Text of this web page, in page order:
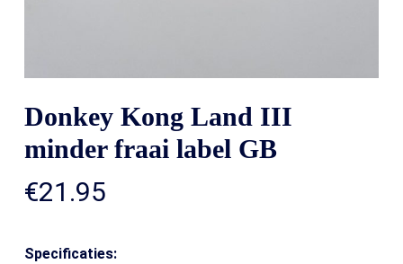
Donkey Kong Land III
minder fraai label GB
€21.95
Specificaties: